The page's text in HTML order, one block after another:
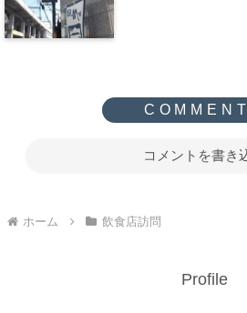
コメントを書き
ホーム 飲食店訪問
Profile